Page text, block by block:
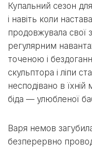
Купальний сезон
і навіть коли
продовжувала свої
регулярним
точеною і
скульптора і ліпи
несподівано в
біда — улюбленої
Варя немов
безперервно